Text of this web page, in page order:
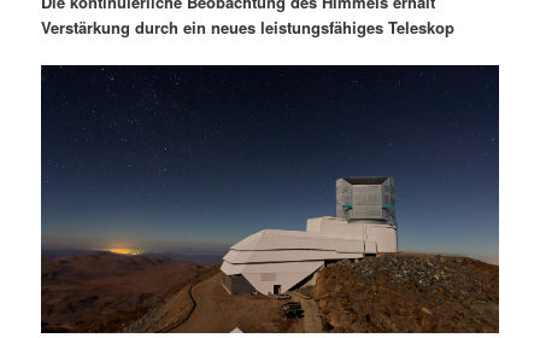
Verstärkung durch ein neues leistungsfähiges Teleskop